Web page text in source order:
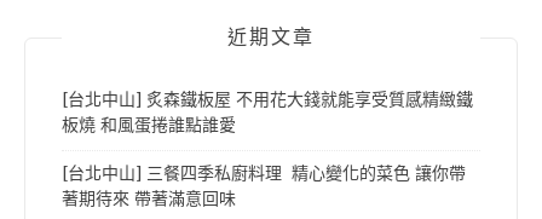
近期文章
[台北中山] 炙森鐵板屋 不用花大錢就能享受質感精緻鐵
板燒 和風蛋捲誰點誰愛
[台北中山] 三餐四季私廚料理 精心變化的菜色 讓你帶
著期待來 帶著滿意回味